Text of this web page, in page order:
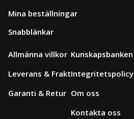
Mina beställningar
Snabblänkar
Allmänna villkor
Leverans & Frakt
Garanti & Retur
Kunskapsbanken
Integritetspolicy
Om oss
Kontakta oss